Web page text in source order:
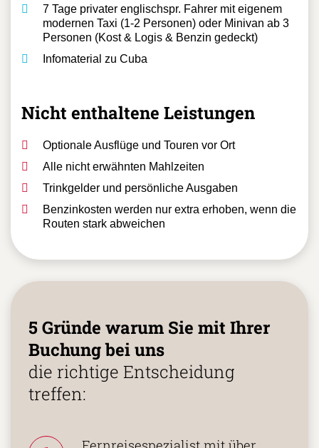
7 Tage privater englischspr. Fahrer mit eigenem
modernen Taxi (1-2 Personen) oder Minivan ab 3
Personen (Kost & Logis & Benzin gedeckt)
Infomaterial zu Cuba
Nicht enthaltene Leistungen
Optionale Ausflüge und Touren vor Ort
Alle nicht erwähnten Mahlzeiten
Trinkgelder und persönliche Ausgaben
Benzinkosten werden nur extra erhoben, wenn die
Routen stark abweichen
5 Gründe warum Sie mit Ihrer
Buchung bei uns
die richtige Entscheidung
treffen: